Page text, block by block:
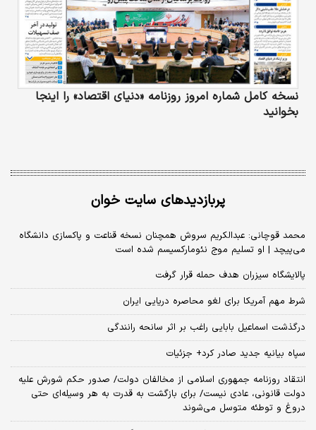
نسخه کامل شماره امروز روزنامه «دنیای‌ اقتصاد» را اینجا
بخوانید
پربازدیدهای سایت خوان
محمد قوچانی: عبدالکریم سروش همچنان نسخه قناعت و پاکسازی دانشگاه
می‌پیچد | او تسلیم موج نئومارکسیسم شده است
پالایشگاه سیزران هدف حمله قرار گرفت
شرط مهم آمریکا برای لغو محاصره دریایی ایران
درگذشت اسماعیل بابایی راغب بر اثر سانحه رانندگی
سپاه بیانیه جدید صادر کرد+ جزئیات
انتقاد روزنامه جمهوری اسلامی از مخالفان دولت/ صدور حکم شورش علیه
دولت قانونی، عادی نیست/ برای بازگشت به قدرت به هر وسیله‌ای حتی
دروغ و توطئه متوسل می‌شوند